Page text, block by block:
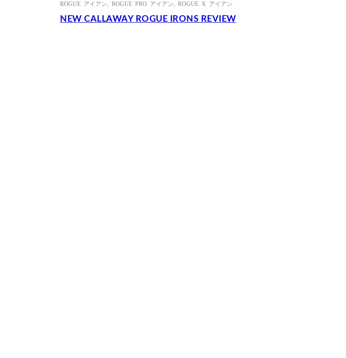
ROGUE アイアン
ROGUE PRO アイアン ROGUE X アイアン
NEW CALLAWAY ROGUE IRONS REVIEW